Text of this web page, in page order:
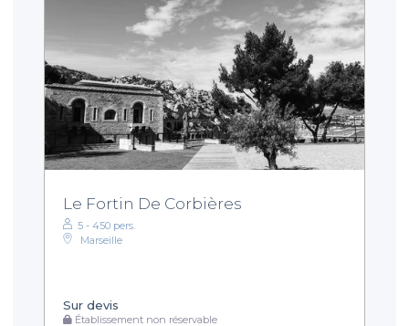
Le Fortin De Corbières
5 - 450 pers.
Marseille
Sur devis
Établissement non réservable